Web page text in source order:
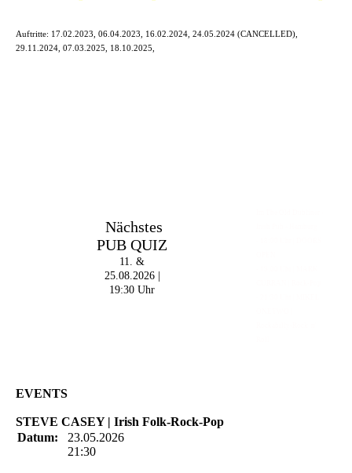
Auftritte: 17.02.2023, 06.04.2023, 16.02.2024, 24.05.2024 (CANCELLED),
29.11.2024, 07.03.2025, 18.10.2025,
Nächstes
PUB QUIZ
11. &
25.08.2026 |
19:30 Uhr
EVENTS
STEVE CASEY | Irish Folk-Rock-Pop
Datum:
23.05.2026
21:30